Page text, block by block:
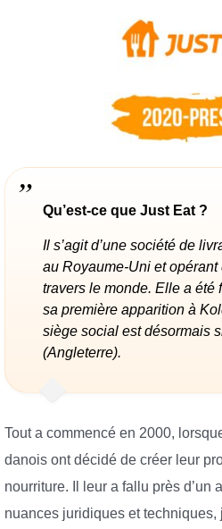
Qu’est-ce que Just Eat ?
Il s’agit d’une société de
au Royaume-Uni et
travers le monde. Elle a été
sa première apparition à
siège social est désormais
(Angleterre).
Tout a commencé en 2000,
danois ont décidé de créer leur
nourriture. Il leur a fallu près d’un
nuances juridiques et techniques,